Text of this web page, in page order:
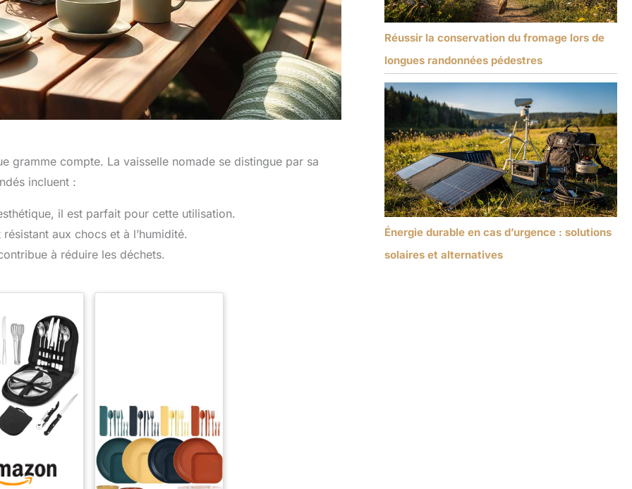
gramme compte. La vaisselle nomade se distingue par sa
incluent :
il est parfait pour cette utilisation.
aux chocs et à l’humidité.
à réduire les déchets.
Réussir la conservation du fromage lors de
longues randonnées pédestres
Énergie durable en cas d’urgence : solutions
solaires et alternatives